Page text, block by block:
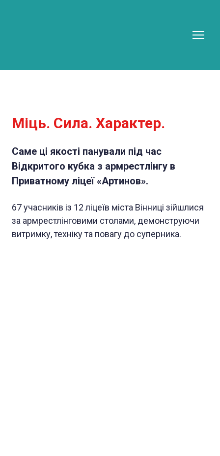
Міць. Сила. Характер.
Саме ці якості панували під час
Відкритого кубка з армрестлінгу в
Приватному ліцеї «Артинов».
67 учасників із 12 ліцеїв міста Вінниці зійшлися
за армрестлінговими столами, демонструючи
витримку, техніку та повагу до суперника.